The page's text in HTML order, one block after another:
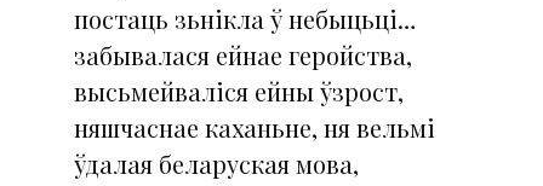
постаць зьнікла ў небыцьці…
забывалася ейнае геройства,
высьмейваліся ейны ўзрост,
няшчаснае каханьне, ня вельмі
ўдалая беларуская мова,